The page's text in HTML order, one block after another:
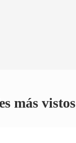
más vistos